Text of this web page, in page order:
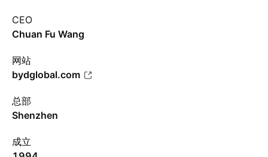
CEO
Chuan Fu Wang
网站
bydglobal.com
总部
Shenzhen
成立